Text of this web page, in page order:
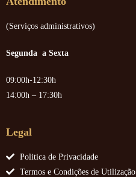
(Serviços administrativos)
Segunda a Sexta
09:00h-12:30h
14:00h – 17:30h
Legal
Politica de Privacidade
Termos e Condições de Utilização